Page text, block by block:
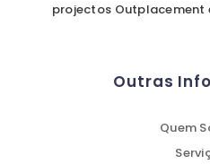
projectos Outplacement
Outras
Quem